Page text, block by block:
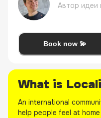
Автор идеи
Book now 💫
What is
An international
help people feel at